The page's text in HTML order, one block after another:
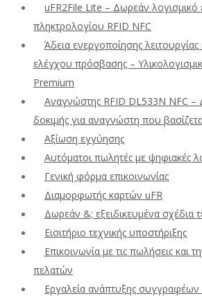
uFR2File Lite – Δωρεάν λογισμικό
πληκτρολογίου RFID NFC
Άδεια ενεργοποίησης
ελέγχου πρόσβασης –
Premium
Αναγνώστης RFID DL533N NFC –
δοκιμής για αναγνώστη που
Αξίωση εγγύησης
Αυτόματοι πωλητές με ψηφιακές
Γενική φόρμα επικοινωνίας
Διαμορφωτής καρτών uFR
Δωρεάν &; εξειδικευμένα σχέδια
Εισιτήριο τεχνικής υποστήριξης
Επικοινωνία με τις πωλήσεις και
πελατών
Εργαλεία ανάπτυξης